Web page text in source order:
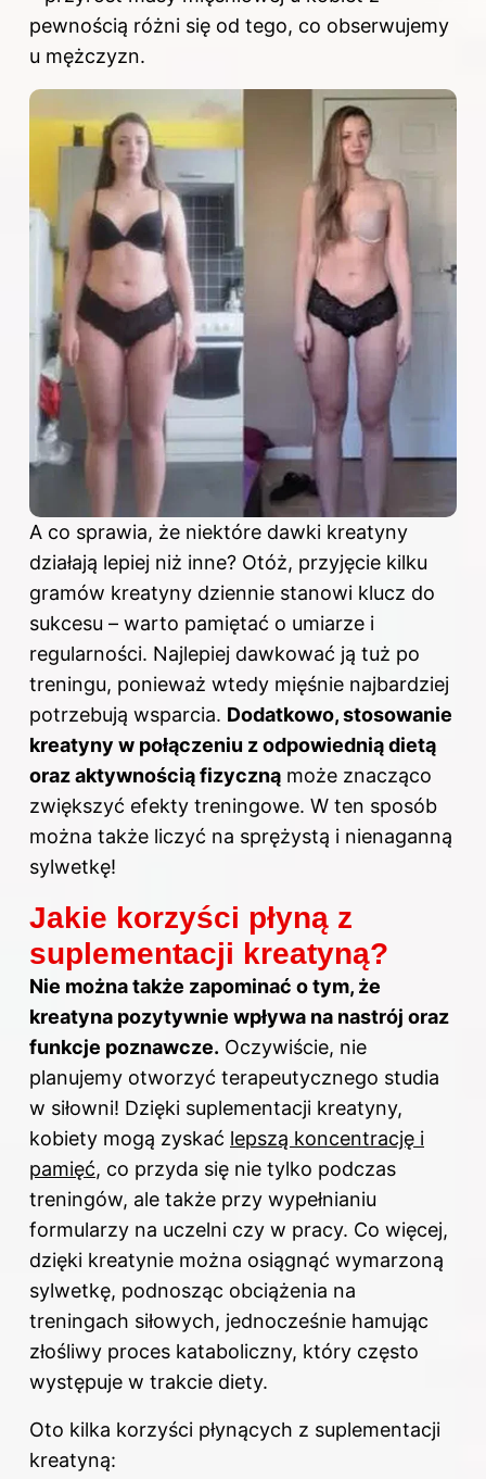
pewnością różni się od tego, co obserwujemy
u mężczyzn.
A co sprawia, że niektóre dawki kreatyny
działają lepiej niż inne? Otóż, przyjęcie kilku
gramów kreatyny dziennie stanowi klucz do
sukcesu – warto pamiętać o umiarze i
regularności. Najlepiej dawkować ją tuż po
treningu, ponieważ wtedy mięśnie najbardziej
potrzebują wsparcia. Dodatkowo, stosowanie
kreatyny w połączeniu z odpowiednią dietą
oraz aktywnością fizyczną może znacząco
zwiększyć efekty treningowe. W ten sposób
można także liczyć na sprężystą i nienaganną
sylwetkę!
Jakie korzyści płyną z
suplementacji kreatyną?
Nie można także zapominać o tym, że
kreatyna pozytywnie wpływa na nastrój oraz
funkcje poznawcze. Oczywiście, nie
planujemy otworzyć terapeutycznego studia
w siłowni! Dzięki suplementacji kreatyny,
kobiety mogą zyskać lepszą koncentrację i
pamięć, co przyda się nie tylko podczas
treningów, ale także przy wypełnianiu
formularzy na uczelni czy w pracy. Co więcej,
dzięki kreatynie można osiągnąć wymarzoną
sylwetkę, podnosząc obciążenia na
treningach siłowych, jednocześnie hamując
złośliwy proces kataboliczny, który często
występuje w trakcie diety.
Oto kilka korzyści płynących z suplementacji
kreatyną: